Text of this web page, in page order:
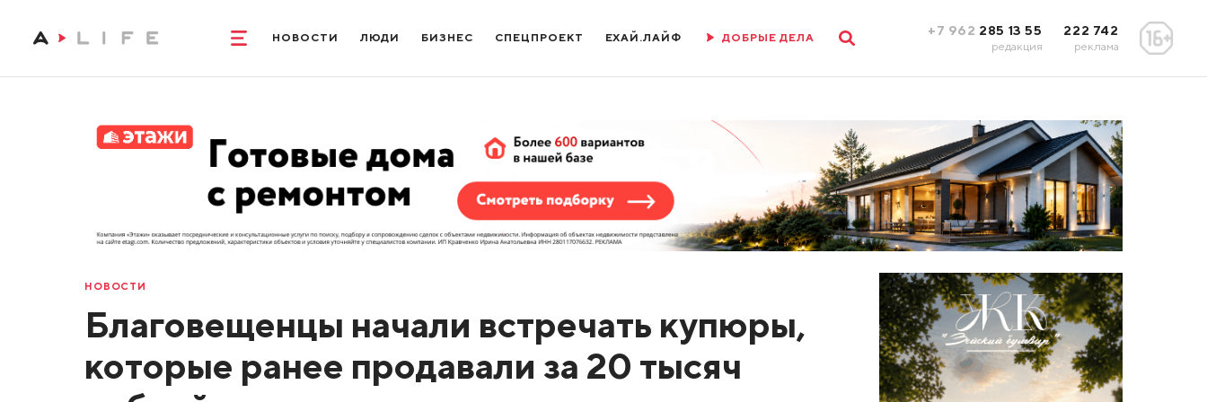
НОВОСТИ ЛЮДИ БИЗНЕС СПЕЦПРОЕКТ ЕХАЙ.ЛАЙФ ДОБРЫЕ ДЕЛА +7 962 285 13 55
редакция
222 742
реклама
НОВОСТИ
Благовещенцы начали встречать купюры,
которые ранее продавали за 20 тысяч